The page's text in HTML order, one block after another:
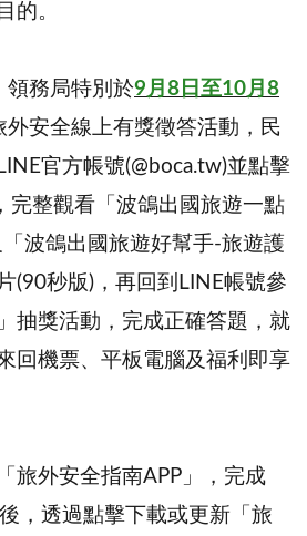
的。
領務局特別於9月8日至10月8
外安全線上有獎徵答活動，民
官方帳號(@boca.tw)並點擊
完整觀看「波鴿出國旅遊一點
波鴿出國旅遊好幫手-旅遊護
(90秒版)，再回到LINE帳號參
抽獎活動，完成正確答題，就
回機票、平板電腦及福利即享
旅外安全指南APP」，完成
，透過點擊下載或更新「旅